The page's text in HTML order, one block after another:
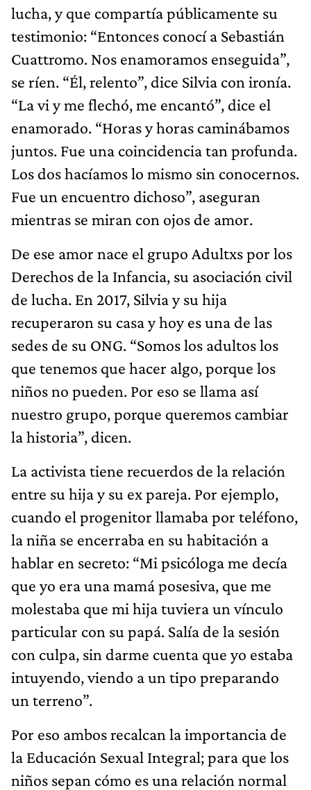
lucha, y que compartía públicamente su
testimonio: “Entonces conocí a Sebastián
Cuattromo. Nos enamoramos enseguida”,
se ríen. “Él, relento”, dice Silvia con ironía.
“La vi y me flechó, me encantó”, dice el
enamorado. “Horas y horas caminábamos
juntos. Fue una coincidencia tan profunda.
Los dos hacíamos lo mismo sin conocernos.
Fue un encuentro dichoso”, aseguran
mientras se miran con ojos de amor.
De ese amor nace el grupo Adultxs por los
Derechos de la Infancia, su asociación civil
de lucha. En 2017, Silvia y su hija
recuperaron su casa y hoy es una de las
sedes de su ONG. “Somos los adultos los
que tenemos que hacer algo, porque los
niños no pueden. Por eso se llama así
nuestro grupo, porque queremos cambiar
la historia”, dicen.
La activista tiene recuerdos de la relación
entre su hija y su ex pareja. Por ejemplo,
cuando el progenitor llamaba por teléfono,
la niña se encerraba en su habitación a
hablar en secreto: “Mi psicóloga me decía
que yo era una mamá posesiva, que me
molestaba que mi hija tuviera un vínculo
particular con su papá. Salía de la sesión
con culpa, sin darme cuenta que yo estaba
intuyendo, viendo a un tipo preparando
un terreno”.
Por eso ambos recalcan la importancia de
la Educación Sexual Integral; para que los
niños sepan cómo es una relación normal